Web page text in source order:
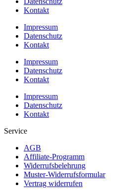
Kontakt
Impressum
Datenschutz
Kontakt
Impressum
Datenschutz
Kontakt
Impressum
Datenschutz
Kontakt
Service
AGB
Affiliate-Programm
Widerrufsbelehrung
Muster-Widerrufsformular
Vertrag widerrufen